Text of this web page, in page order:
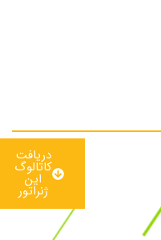
دریافت
کاتالوگ
این
ژنراتور